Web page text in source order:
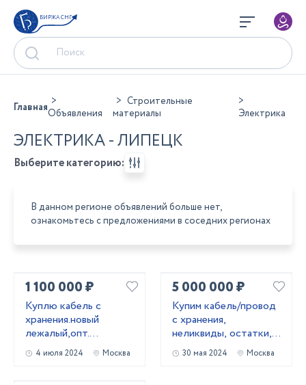
БИРЖА СНГ
ГлавнаяОбъявления
Строительные
материалы
Электрика
ЭЛЕКТРИКА - ЛИПЕЦК
Выберите категорию:
В данном регионе объявлений больше нет,
ознакомьтесь с предложениями в соседних регионах
1 100 000 ₽
Kyплю кабель c
хранения.новый
лежалый,опт.
Неликвиды
4 июля 2024 Москва
5 000 000 ₽
Купим кабель/провод
с хранения,
неликвиды, остатки,
новый.
30 мая 2024 Москва